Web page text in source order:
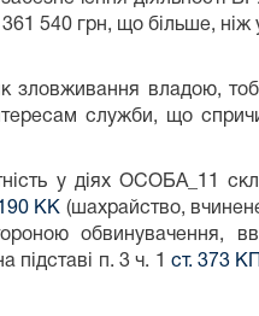
540 грн, що більше,
зловживання владою,
служби, що
у діях ОСОБА_11
КК (шахрайство,
обвинувачення,
підставі п. 3 ч. 1 ст. 373